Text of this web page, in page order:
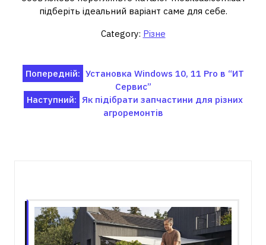
підберіть ідеальний варіант саме для себе.
Category: Різне
Навігація
записів
Попередній: Установка Windows 10, 11 Pro в “ИТ
Сервис”
Наступний: Як підібрати запчастини для різних
агроремонтів